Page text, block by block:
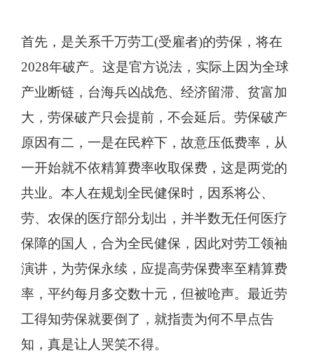
首先，是关系千万劳工(受雇者)的劳保，将在
2028年破产。这是官方说法，实际上因为全球
产业断链，台海兵凶战危、经济留滞、贫富加
大，劳保破产只会提前，不会延后。劳保破产
原因有二，一是在民粹下，故意压低费率，从
一开始就不依精算费率收取保费，这是两党的
共业。本人在规划全民健保时，因系将公、
劳、农保的医疗部分划出，并半数无任何医疗
保障的国人，合为全民健保，因此对劳工领袖
演讲，为劳保永续，应提高劳保费率至精算费
率，平约每月多交数十元，但被呛声。最近劳
工得知劳保就要倒了，就指责为何不早点告
知，真是让人哭笑不得。